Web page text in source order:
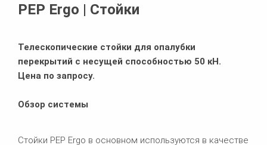
PEP Ergo | Стойки
Телескопические стойки для опалубки
перекрытий с несущей способностью 50 кН.
Цена по запросу.
Обзор системы
Стойки PEP Ergo в основном используются в качестве